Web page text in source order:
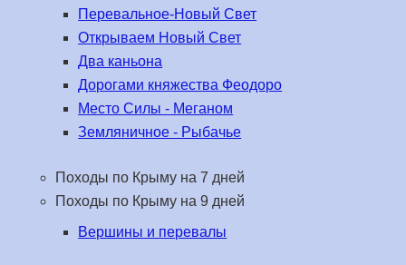
Перевальное-Новый Свет
Открываем Новый Свет
Два каньона
Дорогами княжества Феодоро
Место Силы - Меганом
Земляничное - Рыбачье
Походы по Крыму на 7 дней
Походы по Крыму на 9 дней
Вершины и перевалы